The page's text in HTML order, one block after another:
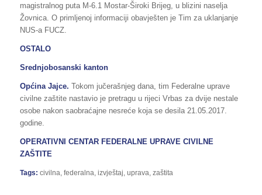
magistralnog puta M-6.1 Mostar-Široki Brijeg, u blizini naselja
Žovnica. O primljenoj informaciji obavješten je Tim za uklanjanje
NUS-a FUCZ.
OSTALO
Srednjobosanski kanton
Općina Jajce. Tokom jučerašnjeg dana, tim Federalne uprave
civilne zaštite nastavio je pretragu u rijeci Vrbas za dvije nestale
osobe nakon saobraćajne nesreće koja se desila 21.05.2017.
godine.
OPERATIVNI CENTAR FEDERALNE UPRAVE CIVILNE
ZAŠTITE
Tags: civilna federalna izvještaj uprava zaštita